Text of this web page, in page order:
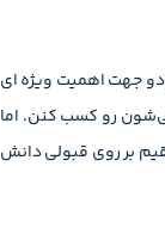
دو جهت اهمیت ویژه ای
رو کسب کنن. اما
بر روی قبولی دانش